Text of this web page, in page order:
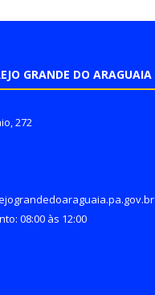
GRANDE DO ARAGUAIA
272
08:00 às 12:00